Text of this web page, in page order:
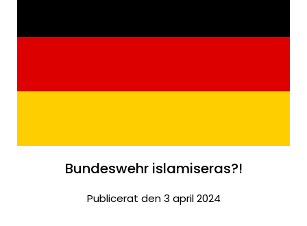
Bundeswehr islamiseras?!
Publicerat den 3 april 2024